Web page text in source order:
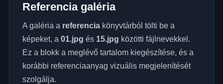
Referencia galéria
A galéria a referenciakönyvtárból tölti be a
képeket, a 01.jpg és 15.jpg közötti fájlnevekkel.
Ez a blokk a meglévő tartalom kiegészítése, és a
korábbi referenciaanyag vizuális megjelenítését
szolgálja.